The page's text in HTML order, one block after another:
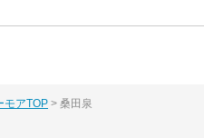
モアTOP 桑田泉